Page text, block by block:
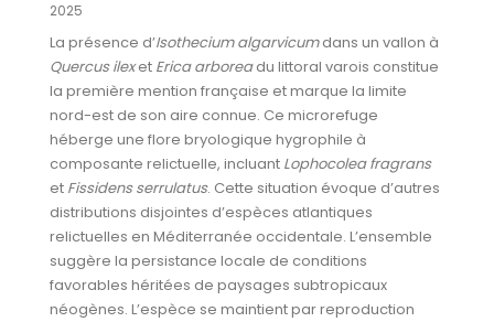
2025
La présence d’Isothecium algarvicumdans un vallon à
Quercus ilexet Erica arboreadu littoral varois constitue
la première mention française et marque la limite
nord-est de son aire connue. Ce microrefuge
héberge une flore bryologique hygrophile à
composante relictuelle, incluant Lophocolea fragrans
et Fissidens serrulatus. Cette situation évoque d’autres
distributions disjointes d’espèces atlantiques
relictuelles en Méditerranée occidentale. L’ensemble
suggère la persistance locale de conditions
favorables héritées de paysages subtropicaux
néogènes. L’espèce se maintient par reproduction